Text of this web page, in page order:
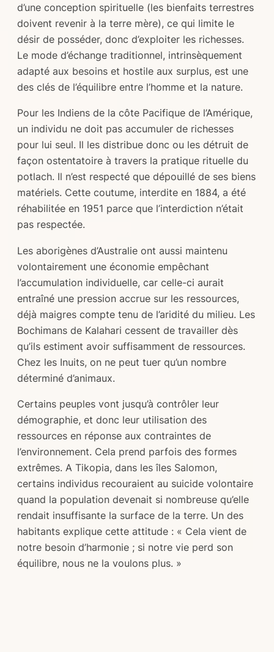
d’une conception spirituelle (les bienfaits terrestres
doivent revenir à la terre mère), ce qui limite le
désir de posséder, donc d’exploiter les richesses.
Le mode d’échange traditionnel, intrinsèquement
adapté aux besoins et hostile aux surplus, est une
des clés de l’équilibre entre l’homme et la nature.
Pour les Indiens de la côte Pacifique de l’Amérique,
un individu ne doit pas accumuler de richesses
pour lui seul. Il les distribue donc ou les détruit de
façon ostentatoire à travers la pratique rituelle du
potlach. Il n’est respecté que dépouillé de ses biens
matériels. Cette coutume, interdite en 1884, a été
réhabilitée en 1951 parce que l’interdiction n’était
pas respectée.
Les aborigènes d’Australie ont aussi maintenu
volontairement une économie empêchant
l’accumulation individuelle, car celle-ci aurait
entraîné une pression accrue sur les ressources,
déjà maigres compte tenu de l’aridité du milieu. Les
Bochimans de Kalahari cessent de travailler dès
qu’ils estiment avoir suffisamment de ressources.
Chez les Inuits, on ne peut tuer qu’un nombre
déterminé d’animaux.
Certains peuples vont jusqu’à contrôler leur
démographie, et donc leur utilisation des
ressources en réponse aux contraintes de
l’environnement. Cela prend parfois des formes
extrêmes. A Tikopia, dans les îles Salomon,
certains individus recouraient au suicide volontaire
quand la population devenait si nombreuse qu’elle
rendait insuffisante la surface de la terre. Un des
habitants explique cette attitude : « Cela vient de
notre besoin d’harmonie ; si notre vie perd son
équilibre, nous ne la voulons plus. »